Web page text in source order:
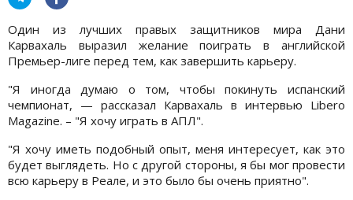
Один из лучших правых защитников мира Дани
Карвахаль выразил желание поиграть в английской
Премьер-лиге перед тем, как завершить карьеру.
"Я иногда думаю о том, чтобы покинуть испанский
чемпионат, — рассказал Карвахаль в интервью Libero
Magazine. – "Я хочу играть в АПЛ".
"Я хочу иметь подобный опыт, меня интересует, как это
будет выглядеть. Но с другой стороны, я бы мог провести
всю карьеру в Реале, и это было бы очень приятно".